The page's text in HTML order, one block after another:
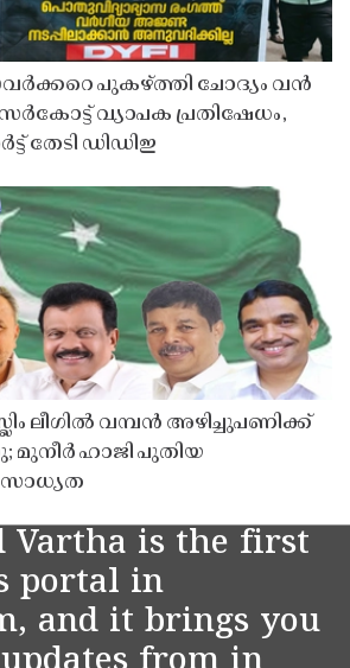
പുകഴ്ത്തി ചോദ്യം വൻ
വ്യാപക പ്രതിഷേധം,
തേടി ഡിഡിഇ
ലീഗിൽ വമ്പൻ അഴിച്ചുപണിക്ക്
ഹാജി പുതിയ
സാധ്യത
Vartha is the first
portal in
and it brings you